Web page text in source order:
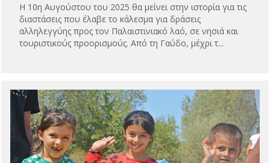
Η 10η Αυγούστου του 2025 θα μείνει στην ιστορία για τις
διαστάσεις που έλαβε το κάλεσμα για δράσεις
αλληλεγγύης προς τον Παλαιστινιακό λαό, σε νησιά και
τουριστικούς προορισμούς. Από τη Γαύδο, μέχρι τ...